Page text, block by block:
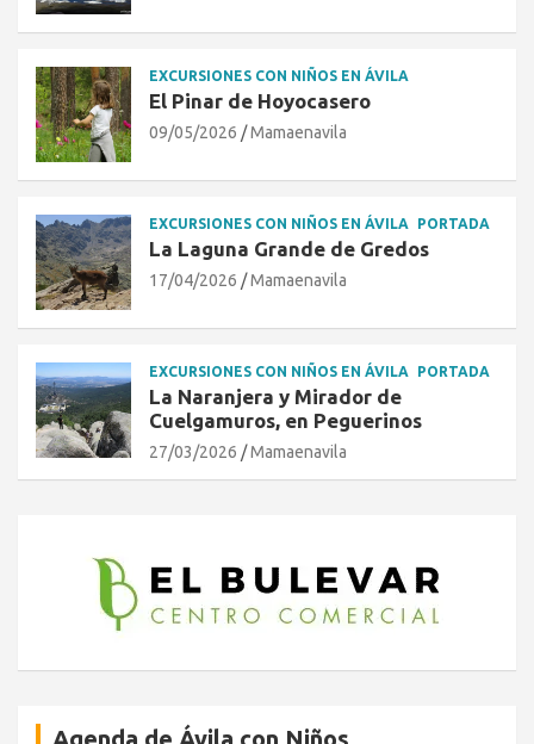
EXCURSIONES CON NIÑOS EN ÁVILA
El Pinar de Hoyocasero
09/05/2026 Mamaenavila
EXCURSIONES CON NIÑOS EN ÁVILA PORTADA
La Laguna Grande de Gredos
17/04/2026 Mamaenavila
EXCURSIONES CON NIÑOS EN ÁVILA PORTADA
La Naranjera y Mirador de
Cuelgamuros, en Peguerinos
27/03/2026 Mamaenavila